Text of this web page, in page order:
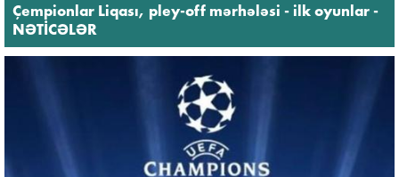
Çempionlar Liqası, pley-off mərhələsi - ilk oyunlar -
NƏTİCƏLƏR